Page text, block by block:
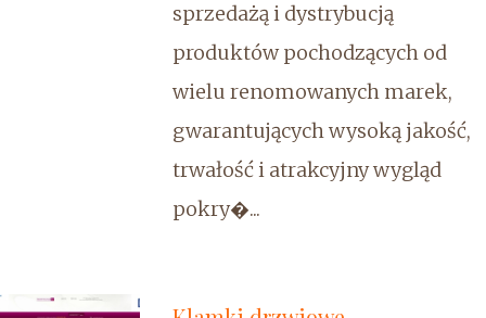
sprzedażą i dystrybucją
produktów pochodzących od
wielu renomowanych marek,
gwarantujących wysoką jakość,
trwałość i atrakcyjny wygląd
pokry�...